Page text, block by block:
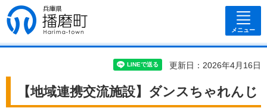
兵庫県 播磨
町
メニュー
更新日：2026年4月16日
【地域連携交流施設】ダンスちゃれんじ